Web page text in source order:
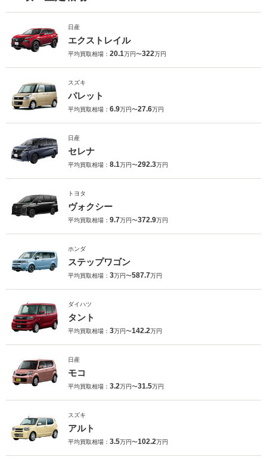
日産
エクストレイル
平均買取相場： 20.1万円〜322万円
スズキ
パレット
平均買取相場： 6.9万円〜27.6万円
日産
セレナ
平均買取相場： 8.1万円〜292.3万円
トヨタ
ヴォクシー
平均買取相場： 9.7万円〜372.9万円
ホンダ
ステップワゴン
平均買取相場： 3万円〜587.7万円
ダイハツ
タント
平均買取相場： 3万円〜142.2万円
日産
モコ
平均買取相場： 3.2万円〜31.5万円
スズキ
アルト
平均買取相場： 3.5万円〜102.2万円